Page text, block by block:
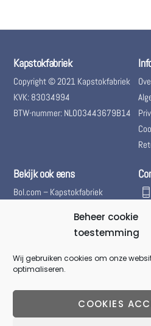
Beheer cookie
toestemming
Wij gebruiken cookies om onze
optimaliseren.
COOKIES
Kapstokfabriek
Copyright © 2021 Kapstokfabriek
KVK: 83034994
BTW-nummer: NL003443679B14
Bekijk ook eens
Bol.com – Kapstokfabriek
Woningontruiming